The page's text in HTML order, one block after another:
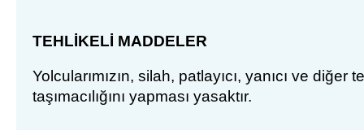
TEHLİKELİ MADDELER
Yolcu larımızın, silah, patlayıcı, yanıcı ve diğer
taşımacılığını yapması yasaktır.